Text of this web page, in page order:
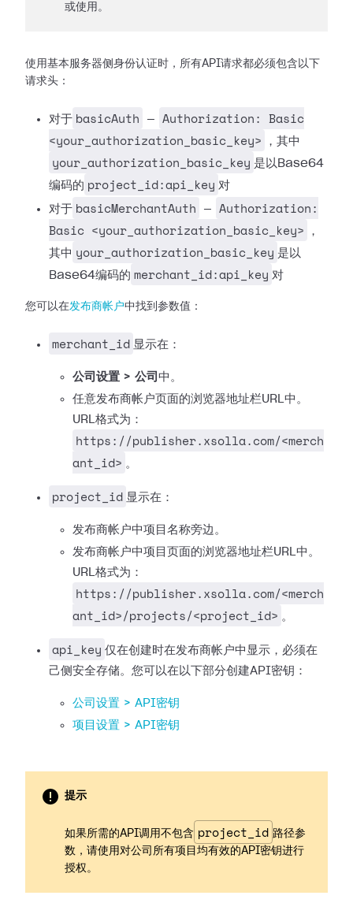
或使用。
使用基本服务器侧身份认证时，所有API请求都必须包含以下
请求头：
对于 basicAuth —
Authorization: Basic
<your_authorization_basic_key>
，其中
your_authorization_basic_key 是以Base64
编码的 project_id:api_key 对
对于 basicMerchantAuth —
Authorization:
Basic <your_authorization_basic_key>
，
其中 your_authorization_basic_key 是以
Base64编码的 merchant_id:api_key 对
您可以在发布商帐户中找到参数值：
merchant_id 显示在：
公司设置 > 公司 中。
任意发布商帐户页面的浏览器地址栏URL中。
URL格式为：
https://publisher.xsolla.com/<merch
ant_id> 。
project_id 显示在：
发布商帐户中项目名称旁边。
发布商帐户中项目页面的浏览器地址栏URL中。
URL格式为：
https://publisher.xsolla.com/<merch
ant_id>/projects/<project_id> 。
api_key 仅在创建时在发布商帐户中显示，必须在
己侧安全存储。您可以在以下部分创建API密钥：
公司设置 > API密钥
项目设置 > API密钥
提示
如果所需的API调用不包含 project_id 路径参
数，请使用对公司所有项目均有效的API密钥进行
授权。